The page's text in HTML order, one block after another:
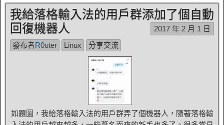
我給落格輸入法的用戶群添加了個自動
回復機器人
2017 年 2 月 1 日
發布者R0uter Linux 分享交流
如題圖，我給落格輸入法的用戶群弄了個機器人，隨著落格輸